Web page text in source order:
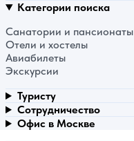
Категории поиска
Санатории и пансионаты
Отели и хостелы
Авиабилеты
Экскурсии
Туристу
Сотрудничество
Офис в Москве